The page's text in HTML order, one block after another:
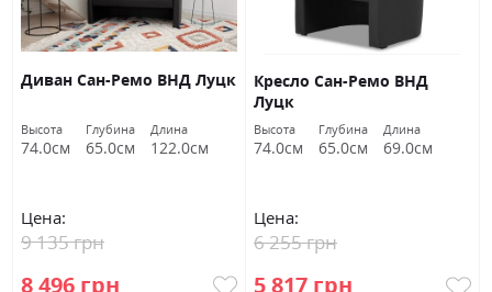
Диван Сан-Ремо ВНД Луцк
Высота
74.0см
Глубина
65.0см
Длина
122.0см
Цена:
8 496 грн
9 135 грн
Кресло Сан-Ремо ВНД
Луцк
Высота
74.0см
Глубина
65.0см
Длина
69.0см
Цена:
5 817 грн
6 255 грн